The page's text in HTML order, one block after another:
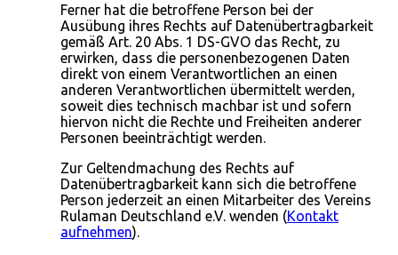
Ferner hat die betroffene Person bei der
Ausübung ihres Rechts auf Datenübertragbarkeit
gemäß Art. 20 Abs. 1 DS-GVO das Recht, zu
erwirken, dass die personenbezogenen Daten
direkt von einem Verantwortlichen an einen
anderen Verantwortlichen übermittelt werden,
soweit dies technisch machbar ist und sofern
hiervon nicht die Rechte und Freiheiten anderer
Personen beeinträchtigt werden.
Zur Geltendmachung des Rechts auf
Datenübertragbarkeit kann sich die betroffene
Person jederzeit an einen Mitarbeiter des Vereins
Rulaman Deutschland e.V. wenden (Kontakt
aufnehmen).